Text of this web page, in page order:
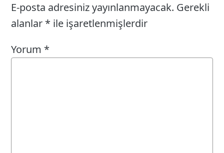
E-posta adresiniz yayınlanmayacak. Gerekli
alanlar * ile işaretlenmişlerdir
Yorum *